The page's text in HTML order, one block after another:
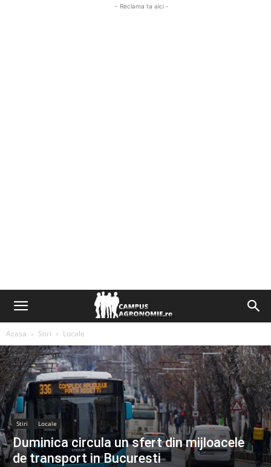
- Reclama ta aici -
Acasa Stiri Locale
Stiri Locale
Duminica circula un sfert din mijloacele
de transport in Bucuresti